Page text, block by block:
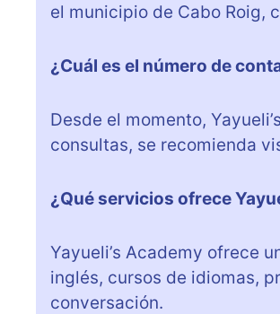
el municipio de Cabo Roig,
¿Cuál es el número de
Desde el momento,
consultas, se recomienda
¿Qué servicios ofrece
Yayueli’s Academy ofrece
inglés, cursos de idiomas,
conversación.